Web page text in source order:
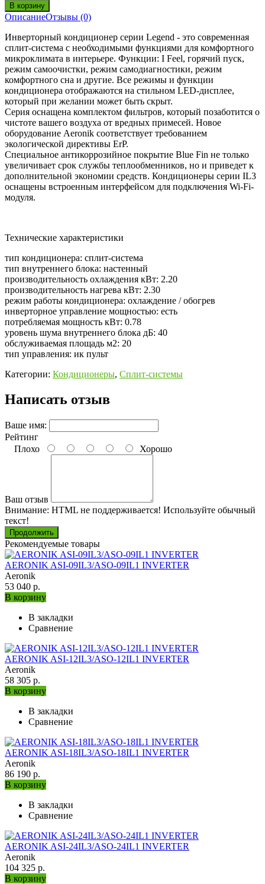
ОписаниеОтзывы (0)
Инверторный кондиционер серии Legend - это современная
сплит-система с необходимыми функциями для комфортного
микроклимата в интерьере. Функции: I Feel, горячий пуск,
режим самоочистки, режим самодиагностики, режим
комфортного сна и другие. Все режимы и функции
кондиционера отображаются на стильном LED-дисплее,
который при желании может быть скрыт.
Серия оснащена комплектом фильтров, который позаботится о
чистоте вашего воздуха от вредных примесей. Новое
оборудование Aeronik соответствует требованием
экологической директивы ErP.
Специальное антикоррозийное покрытие Blue Fin не только
увеличивает срок службы теплообменников, но и приведет к
дополнительной экономии средств. Кондиционеры серии IL3
оснащены встроенным интерфейсом для подключения Wi-Fi-
модуля.
Технические характеристики
тип кондиционера: сплит-система
тип внутреннего блока: настенный
производительность охлаждения кВт: 2.20
производительность нагрева кВт: 2.30
режим работы кондиционера: охлаждение / обогрев
инверторное управление мощностью: есть
потребляемая мощность кВт: 0.78
уровень шума внутреннего блока дБ: 40
обслуживаемая площадь м2: 20
тип управления: ик пульт
Категории: Кондиционеры, Сплит-системы
Написать отзыв
Ваше имя:
Рейтинг
Плохо
Хорошо
Ваш отзыв
Внимание: HTML не поддерживается! Используйте обычный
текст!
Продолжить
Рекомендуемые товары
AERONIK ASI-09IL3/ASO-09IL1 INVERTER
Aeronik
53 040 р.
В корзину
В закладки
Сравнение
AERONIK ASI-12IL3/ASO-12IL1 INVERTER
Aeronik
58 305 р.
В корзину
В закладки
Сравнение
AERONIK ASI-18IL3/ASO-18IL1 INVERTER
Aeronik
86 190 р.
В корзину
В закладки
Сравнение
AERONIK ASI-24IL3/ASO-24IL1 INVERTER
Aeronik
104 325 р.
В корзину